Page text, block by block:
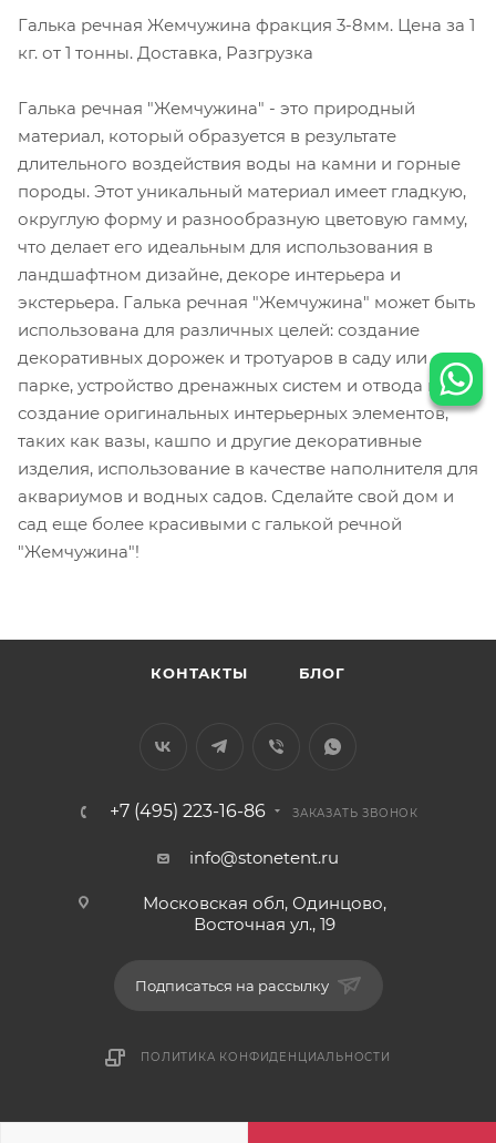
Галька речная Жемчужина фракция 3-8мм. Цена за 1
кг. от 1 тонны. Доставка, Разгрузка
Галька речная "Жемчужина" - это природный
материал, который образуется в результате
длительного воздействия воды на камни и горные
породы. Этот уникальный материал имеет гладкую,
округлую форму и разнообразную цветовую гамму,
что делает его идеальным для использования в
ландшафтном дизайне, декоре интерьера и
экстерьера. Галька речная "Жемчужина" может быть
использована для различных целей: создание
декоративных дорожек и тротуаров в саду или
парке, устройство дренажных систем и отвода воды,
создание оригинальных интерьерных элементов,
таких как вазы, кашпо и другие декоративные
изделия, использование в качестве наполнителя для
аквариумов и водных садов. Сделайте свой дом и
сад еще более красивыми с галькой речной
"Жемчужина"!
КОНТАКТЫ БЛОГ
+7 (495) 223-16-86 ЗАКАЗАТЬ ЗВОНОК
info@stonetent.ru
Московская обл, Одинцово,
Восточная ул., 19
Подписаться на рассылку
ПОЛИТИКА КОНФИДЕНЦИАЛЬНОСТИ